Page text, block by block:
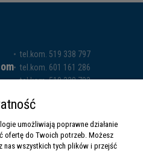
k.
tel.kom. 519 338 797
tel.kom. 601 161 286
tel.kom. 519 338 793
umożliwiają poprawne działanie
ofertę do Twoich potrzeb. Możesz
nas wszystkich tych plików i przejść